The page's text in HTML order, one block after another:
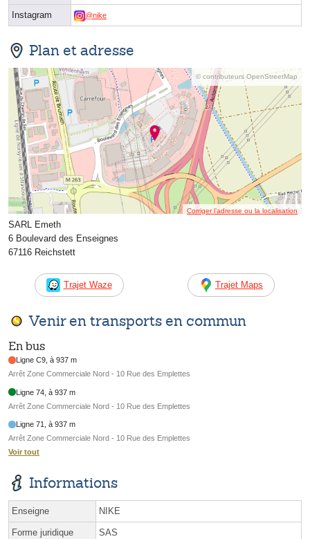
Instagram @nike
Plan et adresse
© contributeurs OpenStreetMap
Corriger l’adresse ou la localisation
SARL Emeth
6 Boulevard des Enseignes
67116 Reichstett
Trajet Waze Trajet Maps
Venir en transports en commun
En bus
Ligne C9, à 937 m
Arrêt Zone Commerciale Nord - 10 Rue des Emplettes
Ligne 74, à 937 m
Arrêt Zone Commerciale Nord - 10 Rue des Emplettes
Ligne 71, à 937 m
Arrêt Zone Commerciale Nord - 10 Rue des Emplettes
Voir tout
Informations
Enseigne NIKE
Forme juridique SAS